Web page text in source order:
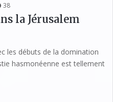
38
la Jérusalem
les débuts de la domination
hasmonéenne est tellement